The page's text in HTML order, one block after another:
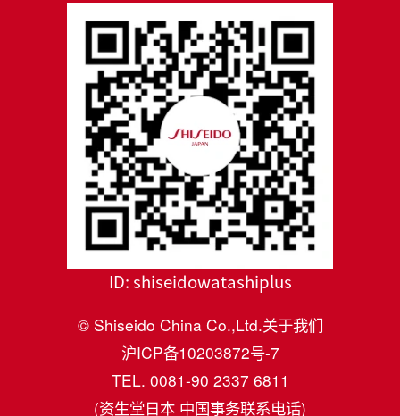
ID:shiseidowatashiplus
© Shiseido China Co.,Ltd.关于我们
沪ICP备10203872号-7
TEL. 0081-90 2337 6811
(资生堂日本 中国事务联系电话)